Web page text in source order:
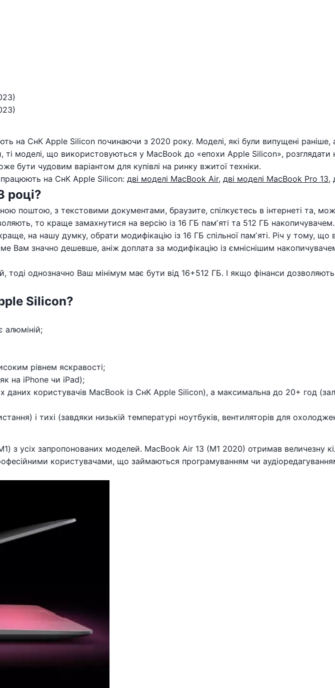
на СнК Apple Silicon починаючи з 2020 року. Моделі, які були випущені
моделі, що використовуються у MacBook до «епохи Apple Silicon», розглядати
бути чудовим варіантом для купівлі на ринку вжитої техніки.
працюють на СнК Apple Silicon: дві моделі MacBook Air, дві моделі MacBook Pro 13,
році?
з текстовими документами, браузите, спілкуєтесь в інтернеті та,
то краще замахнутися на версію із 16 ГБ памʼяті та 512 ГБ
на нашу думку, обрати модифікацію із 16 ГБ спільної памʼяті. Річ у тому,
Вам значно дешевше, аніж доплата за модифікацію із ємніснішим
однозначно Ваш мінімум має бути від 16+512 ГБ. І якщо фінанси
Silicon?
алюміній;
рівнем яскравості;
на iPhone чи iPad);
даних користувачів MacBook із СнК Apple Silicon), а максимальна до 20+ год
і тихі (завдяки низькій температурі ноутбуків, вентиляторів для
усіх запропонованих моделей. MacBook Air 13 (M1 2020) отримав величезну
користувачами, що займаються програмуванням чи